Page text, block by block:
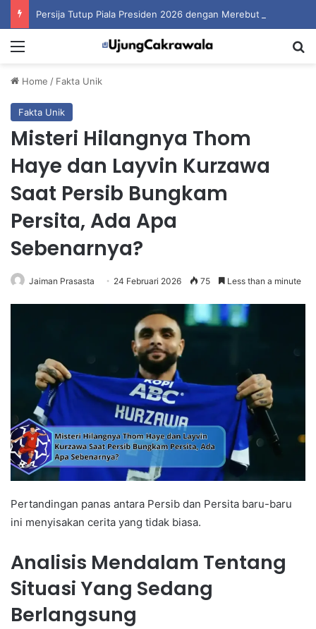
Home / Fakta Unik
Fakta Unik
Misteri Hilangnya Thom
Haye dan Layvin Kurzawa
Saat Persib Bungkam
Persita, Ada Apa
Sebenarnya?
Jaiman Prasasta 24 Februari 2026 75 Less than a minute
Pertandingan panas antara Persib dan Persita baru-baru
ini menyisakan cerita yang tidak biasa.
Analisis Mendalam Tentang
Situasi Yang Sedang
Berlangsung